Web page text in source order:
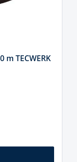
m TECWERK